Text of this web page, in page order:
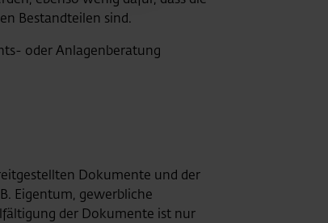
Bestandteilen sind.
oder Anlagenberatung
Dokumente und der
Eigentum, gewerbliche
der Dokumente ist nur